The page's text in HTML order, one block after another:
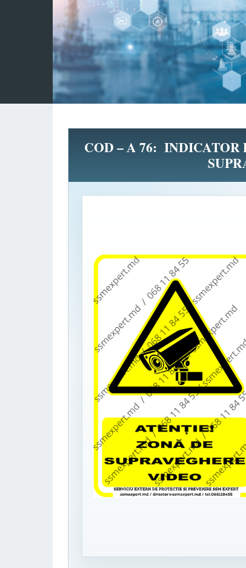
COD – A 76: INDICATOR